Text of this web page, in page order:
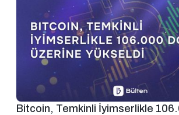
Bitcoin, Temkinli İyimserlikle